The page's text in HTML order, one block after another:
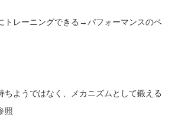
トレーニングできる→パフォーマンスのペ
ちようではなく、メカニズムとして鍛える
照